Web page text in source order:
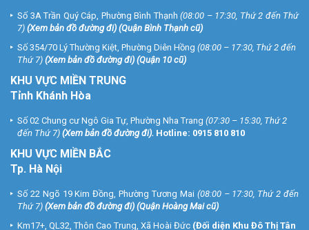
Số 3A Trần Quý Cáp, Phường Bình Thạnh (08:00 – 17:30, Thứ 2 đến Thứ
7) (Xem bản đồ đường đi) (Quận Bình Thạnh cũ)
Số 354/70 Lý Thường Kiệt, Phường Diên Hồng (08:00 – 17:30, Thứ 2 đến
Thứ 7) (Xem bản đồ đường đi) (Quận 10 cũ)
KHU VỰC MIỀN TRUNG
Tỉnh Khánh Hòa
Số 02 Chung cư Ngô Gia Tự, Phường Nha Trang (07:30 – 15:30, Thứ 2
đến Thứ 7) (Xem bản đồ đường đi). Hotline: 0915 810 810
KHU VỰC MIỀN BẮC
Tp. Hà Nội
Số 22 Ngõ 19 Kim Đồng, Phường Tương Mai (08:00 – 17:30, Thứ 2 đến
Thứ 7) (Xem bản đồ đường đi) (Quận Hoàng Mai cũ)
Km17+, QL32, Thôn Cao Trung, Xã Hoài Đức (Đối diện Khu Đô Thị Tân